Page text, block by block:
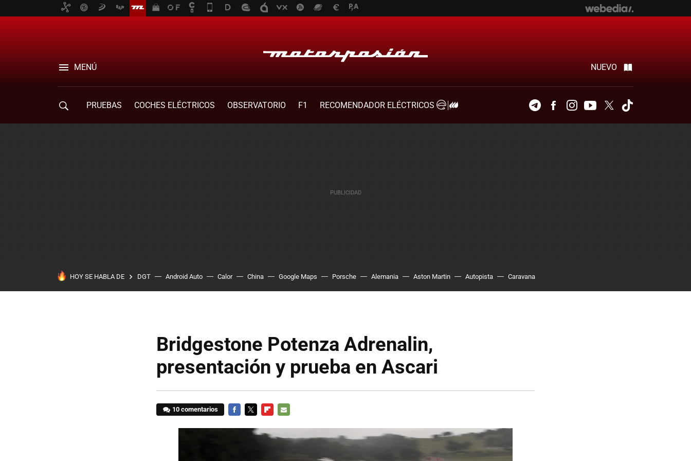
MENÚ NUEVO
PRUEBAS COCHES ELÉCTRICOS OBSERVATORIO F1
RECOMENDADOR ELÉCTRICOS
TelegramFacebookInstagramYoutubeTwitter
HOY SE HABLA DE DGT Android Auto Calor China Google Maps Porsche Alemania Aston Martin Autopista Caravana
Bridgestone Potenza Adrenalin,
presentación y prueba en Ascari
10 comentarios